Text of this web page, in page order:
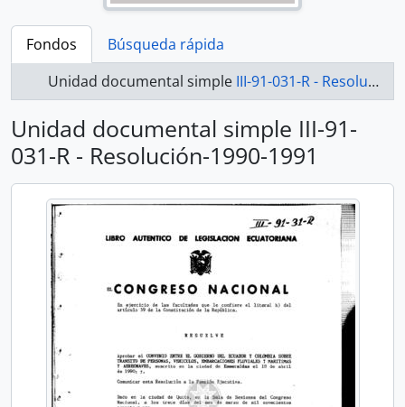
Fondos
Búsqueda rápida
Unidad documental simple III-91-031-R - Resolución-1990-1991
Unidad documental simple III-91-
031-R - Resolución-1990-1991